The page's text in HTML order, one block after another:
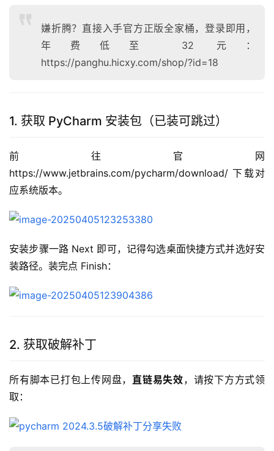
嫌折腾？直接入手官方正版全家桶，登录即用，
年费低至 32 元：
https://panghu.hicxy.com/shop/?id=18
1. 获取 PyCharm 安装包（已装可跳过）
前往官网
https://www.jetbrains.com/pycharm/download/ 下载对
应系统版本。
安装步骤一路 Next 即可，记得勾选桌面快捷方式并选好安
装路径。装完点 Finish：
2. 获取破解补丁
所有脚本已打包上传网盘， 直链易失效，请按下方方式领
取：